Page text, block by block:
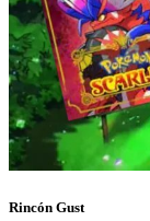
Rincón Gust